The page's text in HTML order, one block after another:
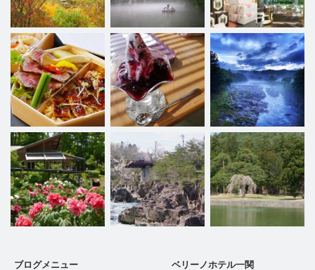
ブログメニュー ベリーノホテル一関